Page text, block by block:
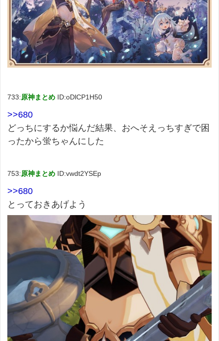
733:原神まとめ ID:oDlCP1H50
>>680
どっちにするか悩んだ結果、おへそえっちすぎで困
ったから蛍ちゃんにした
753:原神まとめ ID:vwdt2YSEp
>>680
とっておきあげよう